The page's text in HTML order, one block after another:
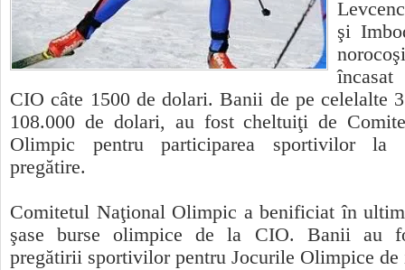
şi
CIO câte 1500 de dolari. Banii de pe celelalte
108.000 de dolari, au fost cheltuiţi de
Olimpic pentru participarea sportivilor la
pregătire.
Comitetul Naţional Olimpic a benificiat în
şase burse olimpice de la CIO. Banii au
pregătirii sportivilor pentru Jocurile Olimpice de